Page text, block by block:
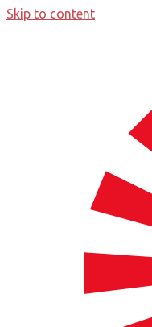
Skip to content